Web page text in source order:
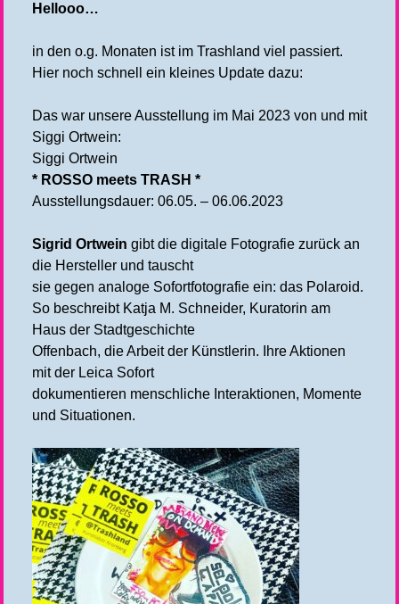
Hellooo…
in den o.g. Monaten ist im Trashland viel passiert.
Hier noch schnell ein kleines Update dazu:
Das war unsere Ausstellung im Mai 2023 von und mit
Siggi Ortwein:
Siggi Ortwein
* ROSSO meets TRASH *
Ausstellungsdauer: 06.05. – 06.06.2023
Sigrid Ortwein gibt die digitale Fotografie zurück an
die Hersteller und tauscht
sie gegen analoge Sofortfotografie ein: das Polaroid.
So beschreibt Katja M. Schneider, Kuratorin am
Haus der Stadtgeschichte
Offenbach, die Arbeit der Künstlerin. Ihre Aktionen
mit der Leica Sofort
dokumentieren menschliche Interaktionen, Momente
und Situationen.